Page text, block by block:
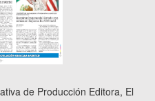
de Producción Editora, El